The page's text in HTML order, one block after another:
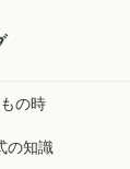
の時
の知識